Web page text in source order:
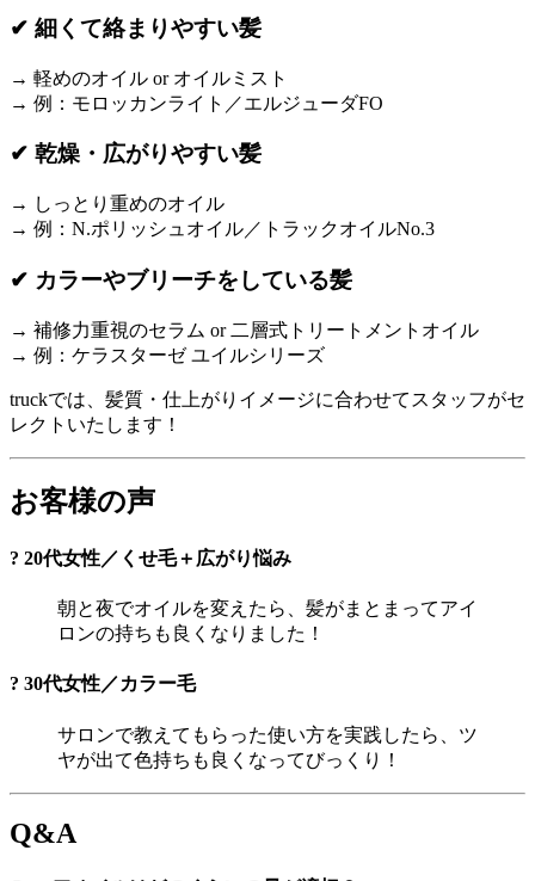
✔ 細くて絡まりやすい髪
→ 軽めのオイル or オイルミスト
→ 例：モロッカンライト／エルジューダFO
✔ 乾燥・広がりやすい髪
→ しっとり重めのオイル
→ 例：N.ポリッシュオイル／トラックオイルNo.3
✔ カラーやブリーチをしている髪
→ 補修力重視のセラム or 二層式トリートメントオイル
→ 例：ケラスターゼ ユイルシリーズ
truckでは、髪質・仕上がりイメージに合わせてスタッフがセ
レクトいたします！
お客様の声
? 20代女性／くせ毛＋広がり悩み
朝と夜でオイルを変えたら、髪がまとまってアイ
ロンの持ちも良くなりました！
? 30代女性／カラー毛
サロンで教えてもらった使い方を実践したら、ツ
ヤが出て色持ちも良くなってびっくり！
Q&A